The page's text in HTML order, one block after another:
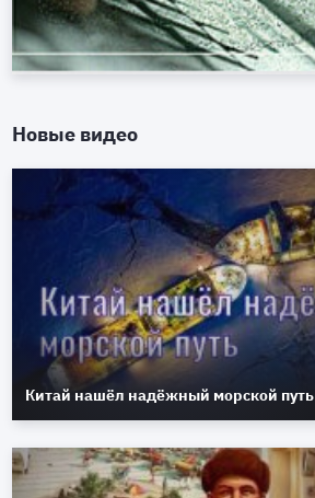
Новые видео
Китай нашёл надёжный морской путь